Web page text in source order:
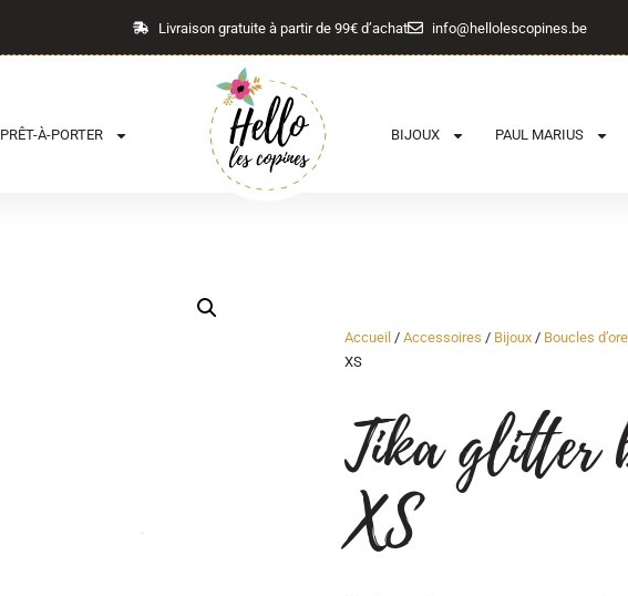
Livraison gratuite à partir de 99€ d’achat info@hellolescopines.be
PRÊT-À-PORTER BIJOUX PAUL MARIUS
Accueil / Accessoires / Bijoux / Boucles
XS
Tika glitter
XS